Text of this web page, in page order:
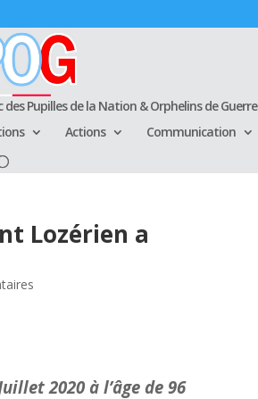
des Pupilles de la Nation & Orphelins de Guerre
Actions Communication
Lozérien a
2020 à l’âge de 96